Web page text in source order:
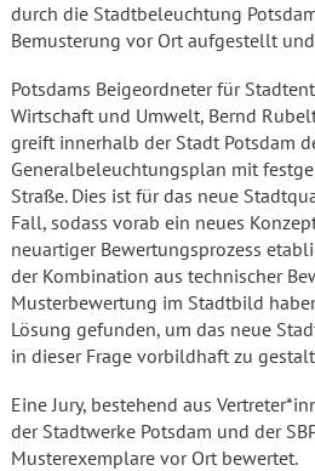
durch die Stadtbeleuchtung
Bemusterung vor Ort aufgestellt
Potsdams Beigeordneter für
Wirtschaft und Umwelt, Bernd
greift innerhalb der Stadt Potsdam
Generalbeleuchtungsplan mit
Straße. Dies ist für das neue
Fall, sodass vorab ein neues
neuartiger Bewertungsprozess
der Kombination aus technischer
Musterbewertung im Stadtbild
Lösung gefunden, um das neue
in dieser Frage vorbildhaft zu
Eine Jury, bestehend aus
der Stadtwerke Potsdam und der
Musterexemplare vor Ort bewertet.